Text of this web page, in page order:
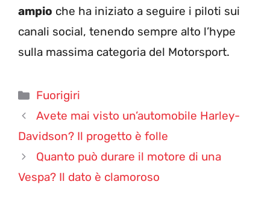
ampio che ha iniziato a seguire i piloti sui
canali social, tenendo sempre alto l’hype
sulla massima categoria del Motorsport.
Categorie
Fuorigiri
Avete mai visto un’automobile Harley-
Davidson? Il progetto è folle
Quanto può durare il motore di una
Vespa? Il dato è clamoroso